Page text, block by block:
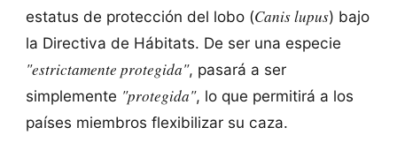
estatus de protección del lobo (Canis lupus) bajo
la Directiva de Hábitats. De ser una especie
"estrictamente protegida", pasará a ser
simplemente "protegida", lo que permitirá a los
países miembros flexibilizar su caza.